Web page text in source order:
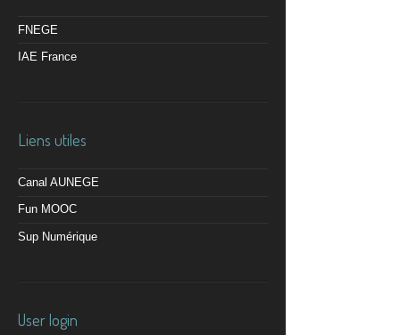
FNEGE
IAE France
Liens utiles
Canal AUNEGE
Fun MOOC
Sup Numérique
User login